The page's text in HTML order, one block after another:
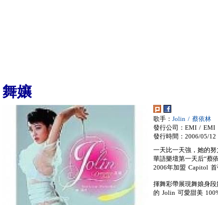
舞孃
歌手： Jolin / 蔡依林
發行公司：EMI / EMI
發行時間：2006/05/12
一天比一天強，她的
華語樂壇第一天后“蔡
2006年加盟 Capitol
揮舞彩帶展現舞娘身
的 Jolin 可愛甜美